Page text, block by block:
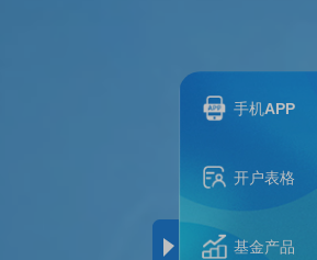
手机APP
开户表格
基金产品